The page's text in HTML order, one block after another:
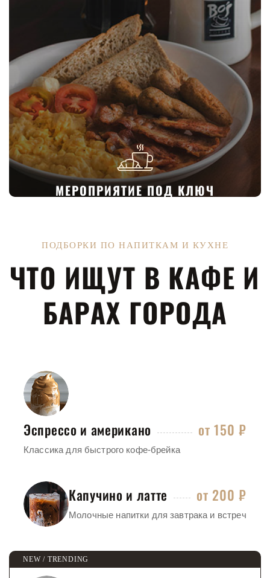
МЕРОПРИЯТИЕ ПОД КЛЮЧ
ПОДБОРКИ ПО НАПИТКАМ И КУХНЕ
ЧТО ИЩУТ В КАФЕ И
БАРАХ ГОРОДА
Эспрессо и американо от 150 ₽
Классика для быстрого кофе-брейка
Капучино и латте от 200 ₽
Молочные напитки для завтрака и встреч